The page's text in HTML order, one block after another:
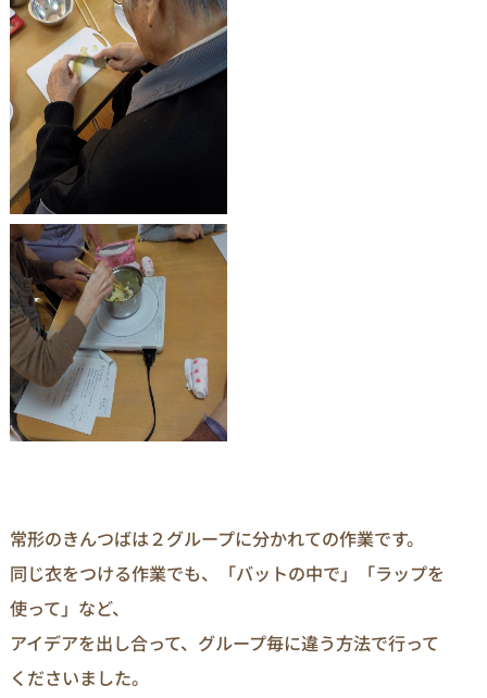
常形のきんつばは２グループに分かれての作業です。
同じ衣をつける作業でも、「バットの中で」「ラップを
使って」など、
アイデアを出し合って、グループ毎に違う方法で行って
くださいました。